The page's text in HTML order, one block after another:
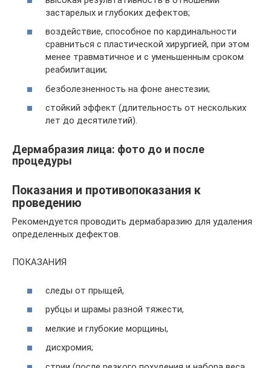
застарелых и глубоких дефектов;
воздействие, способное по кардинальности
сравниться с пластической хирургией, при этом
менее травматичное и с уменьшенным сроком
реабилитации;
безболезненность на фоне анестезии;
стойкий эффект (длительность от нескольких
лет до десятилетий).
Дермабразия лица: фото до и после
процедуры
Показания и противопоказания к
проведению
Рекомендуется проводить дермабаразию для удаления
определенных дефектов.
ПОКАЗАНИЯ
следы от прыщей,
рубцы и шрамы разной тяжести,
мелкие и глубокие морщины,
дисхромия;